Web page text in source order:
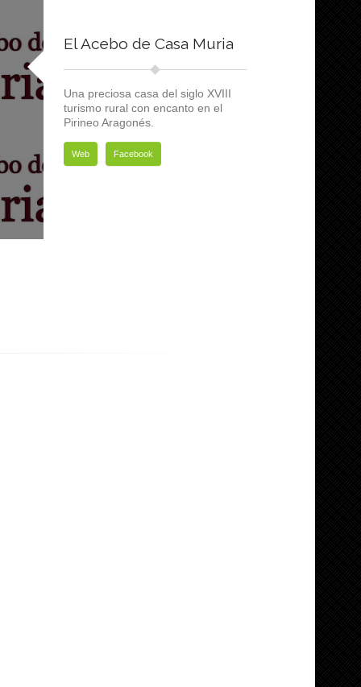
El Acebo de Casa Muria
Una preciosa casa del siglo XVIII
turismo rural con encanto en el
Pirineo Aragonés.
Web Facebook